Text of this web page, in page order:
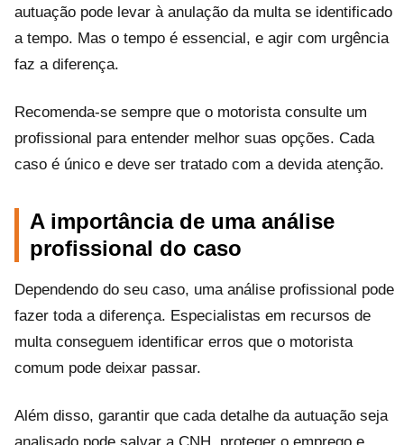
autuação pode levar à anulação da multa se identificado
a tempo. Mas o tempo é essencial, e agir com urgência
faz a diferença.
Recomenda-se sempre que o motorista consulte um
profissional para entender melhor suas opções. Cada
caso é único e deve ser tratado com a devida atenção.
A importância de uma análise
profissional do caso
Dependendo do seu caso, uma análise profissional pode
fazer toda a diferença. Especialistas em recursos de
multa conseguem identificar erros que o motorista
comum pode deixar passar.
Além disso, garantir que cada detalhe da autuação seja